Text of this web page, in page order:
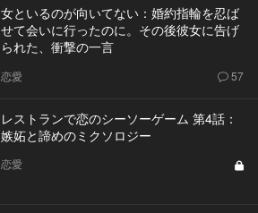
女といるのが向いてない：婚約指輪を忍ば
せて会いに行ったのに。その後彼女に告げ
られた、衝撃の一言
恋愛 57
レストランで恋のシーソーゲーム 第4話：
嫉妬と諦めのミクソロジー
恋愛